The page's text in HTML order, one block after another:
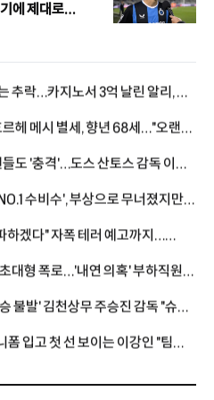
에 제대로
최고, 팬들이
추락…카지노서 3억 날린 알리, 英
헤 메시 별세, 향년 68세…"오랜
도 '충격'…도스 산토스 감독 이해
수비수', 부상으로 무너졌지만
하겠다" 자폭 테러 예고까지…
대형 폭로…'내연 의혹' 부하직원에
불발' 김천상무 주승진 감독 "슈팅
입고 첫 선 보이는 이강인 "팀